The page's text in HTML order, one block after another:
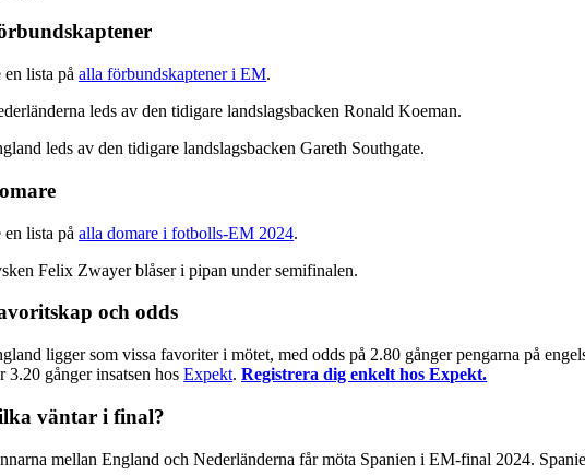
en lista påalla förbundskaptener i EM.
leds av den tidigare landslagsbacken Ronald Koeman.
leds av den tidigare landslagsbacken Gareth Southgate.
en lista påalla domare i fotbolls-EM 2024.
Felix Zwayer blåser i pipan under semifinalen.
och odds
ligger som vissa favoriter i mötet, med odds på 2.80 gånger pengarna på
3.20 gånger insatsen hosExpekt.Registrera dig enkelt hos Expekt.
väntar i final?
mellan England och Nederländerna får möta Spanien i EM-final 2024.